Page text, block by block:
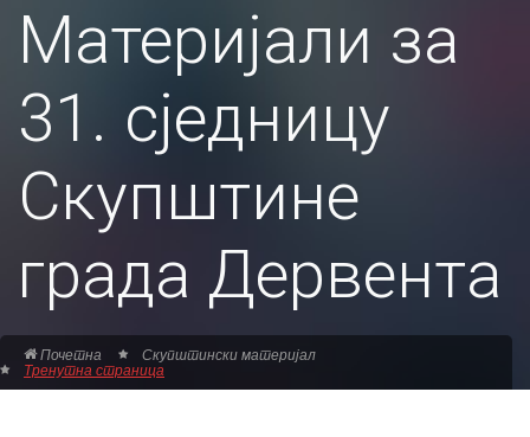
Материјали за
31. сједницу
Скупштине
града Дервента
Почетна Скупштински материјал
Тренутна страница